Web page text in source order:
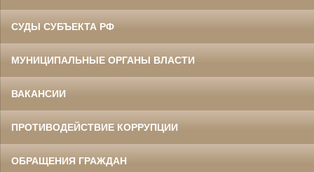
СУДЫ СУБЪЕКТА РФ
МУНИЦИПАЛЬНЫЕ ОРГАНЫ ВЛАСТИ
ВАКАНСИИ
ПРОТИВОДЕЙСТВИЕ КОРРУПЦИИ
ОБРАЩЕНИЯ ГРАЖДАН